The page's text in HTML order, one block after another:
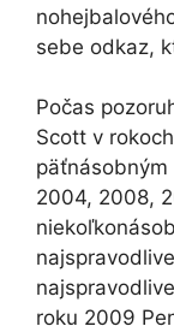
sebe odkaz,
Počas
Scott v
päťnásobným
2004, 2008,
roku 2009